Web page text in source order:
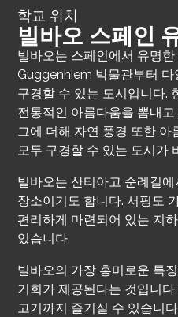
학교 위치
빌바오 스페인
빌바오는 스페인에서 유명
Guggenhiem 박물관부터
구경할 수 있는 도시입니다.
전통적인 아름다움을 뽐내
그에 더해 자연 풍경 또한 아
모두 구경할 수 있는 도시가
빌바오는 산티아고 순례길
장소이기도 합니다. 서핑도
편리하게 마련되어 있는 지
있습니다.
빌바오의 가장 흥미로운 특
기회가 제공된다는 것입니
고기까지 즐기실 수 있습니